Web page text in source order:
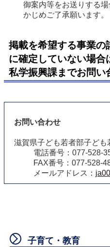
御案内等をお送りする
かじめご了承願います。
掲載を希望する事業の
に確定していない場合
私学振興課までお問い
お問い合わせ
滋賀県子ども若者部子ども
電話番号：077-528-
FAX番号：077-528-
メールアドレス：
子育て・教育